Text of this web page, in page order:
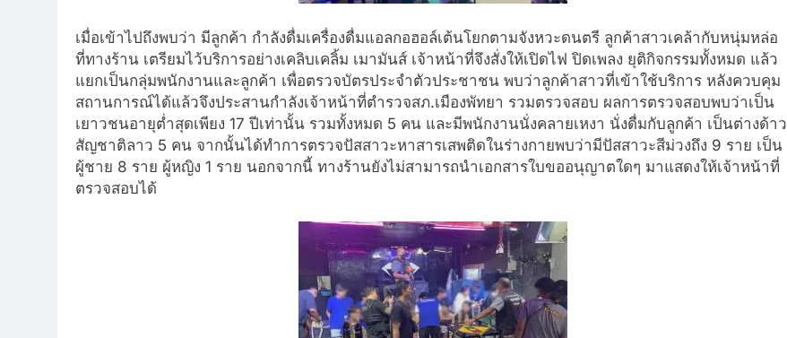
เมื่อเข้าไปถึงพบว่า มีลูกค้า กำลังดื่มเครื่องดื่มแอลกอฮอล์เต้นโยกตามจังหวะดนตรี ลูกค้าสาวเคล้ากับหนุ่มหล่อ
ที่ทางร้าน เตรียมไว้บริการอย่างเคลิบเคลิ้ม เมามันส์ เจ้าหน้าที่จึงสั่งให้เปิดไฟ ปิดเพลง ยุติกิจกรรมทั้งหมด แล้ว
แยกเป็นกลุ่มพนักงานและลูกค้า เพื่อตรวจบัตรประจำตัวประชาชน พบว่าลูกค้าสาวที่เข้าใช้บริการ หลังควบคุม
สถานการณ์ได้แล้วจึงประสานกำลังเจ้าหน้าที่ตำรวจสภ.เมืองพัทยา รวมตรวจสอบ ผลการตรวจสอบพบว่าเป็น
เยาวชนอายุต่ำสุดเพียง 17 ปีเท่านั้น รวมทั้งหมด 5 คน และมีพนักงานนั่งคลายเหงา นั่งดื่มกับลูกค้า เป็นต่างด้าว
สัญชาติลาว 5 คน จากนั้นได้ทำการตรวจปัสสาวะหาสารเสพติดในร่างกายพบว่ามีปัสสาวะสีม่วงถึง 9 ราย เป็น
ผู้ชาย 8 ราย ผู้หญิง 1 ราย นอกจากนี้ ทางร้านยังไม่สามารถนำเอกสารใบขออนุญาตใดๆ มาแสดงให้เจ้าหน้าที่
ตรวจสอบได้